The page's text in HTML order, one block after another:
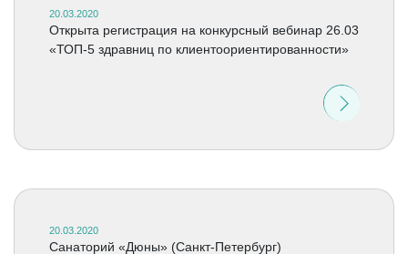
20.03.2020
Открыта регистрация на конкурсный вебинар 26.03
«ТОП-5 здравниц по клиентоориентированности»
20.03.2020
Санаторий «Дюны» (Санкт-Петербург)